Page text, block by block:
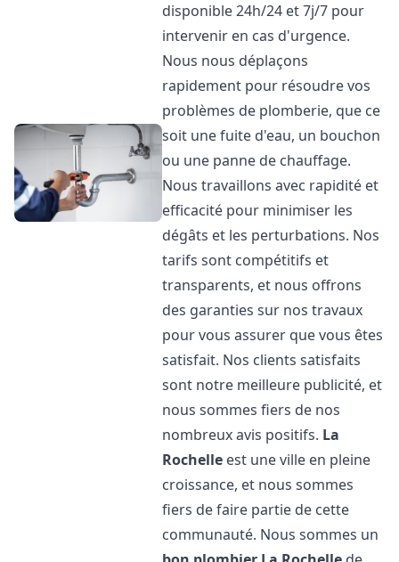
disponible 24h/24 et 7j/7 pour
intervenir en cas d'urgence.
Nous nous déplaçons
rapidement pour résoudre vos
problèmes de plomberie, que ce
soit une fuite d'eau, un bouchon
ou une panne de chauffage.
Nous travaillons avec rapidité et
efficacité pour minimiser les
dégâts et les perturbations. Nos
tarifs sont compétitifs et
transparents, et nous offrons
des garanties sur nos travaux
pour vous assurer que vous êtes
satisfait. Nos clients satisfaits
sont notre meilleure publicité, et
nous sommes fiers de nos
nombreux avis positifs. La
Rochelle est une ville en pleine
croissance, et nous sommes
fiers de faire partie de cette
communauté. Nous sommes un